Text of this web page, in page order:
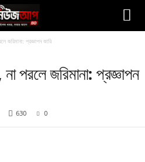
জরিমানা: প্রজ্ঞাপন জারি
পরলে জরিমানা: প্রজ্ঞাপন
630 0